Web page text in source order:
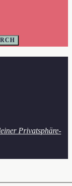
Privatsphäre-